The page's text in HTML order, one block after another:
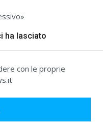
ha lasciato
con le proprie